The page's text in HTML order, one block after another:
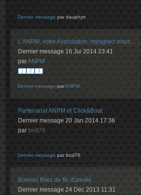
Dernier message pardauphyn
L'ANPM, votre Association, rejoignez-nous.......
Dernier message 16 Jui 2014 23:41
parANPM
1 2 3
Dernier message parANPM
Partenariat ANPM et Click&Boat
Dernier message 20 Jan 2014 17:36
par bod76
Dernier message parbod76
Bonnes fêtes de fin d'année
Dernier message 24 Déc 2013 11:31